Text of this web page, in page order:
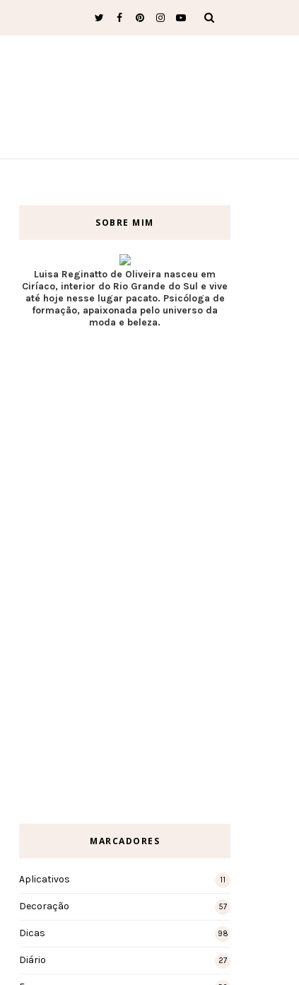
SOBRE MIM
Luisa Reginatto de Oliveira nasceu em
Ciríaco, interior do Rio Grande do Sul e vive
até hoje nesse lugar pacato. Psicóloga de
formação, apaixonada pelo universo da
moda e beleza.
MARCADORES
Aplicativos 11
Decoração 57
Dicas 98
Diário 27